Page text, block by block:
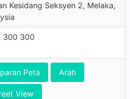
Kesidang Seksyen 2, Melaka,
300 300
Peta Arah
View